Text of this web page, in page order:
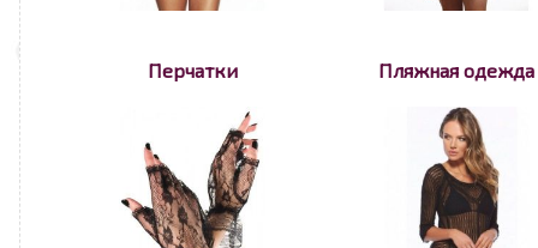
Перчатки Пляжная одежда